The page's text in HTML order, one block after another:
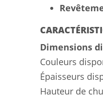
Dimensions
Couleurs
Épaisseurs
Hauteur de